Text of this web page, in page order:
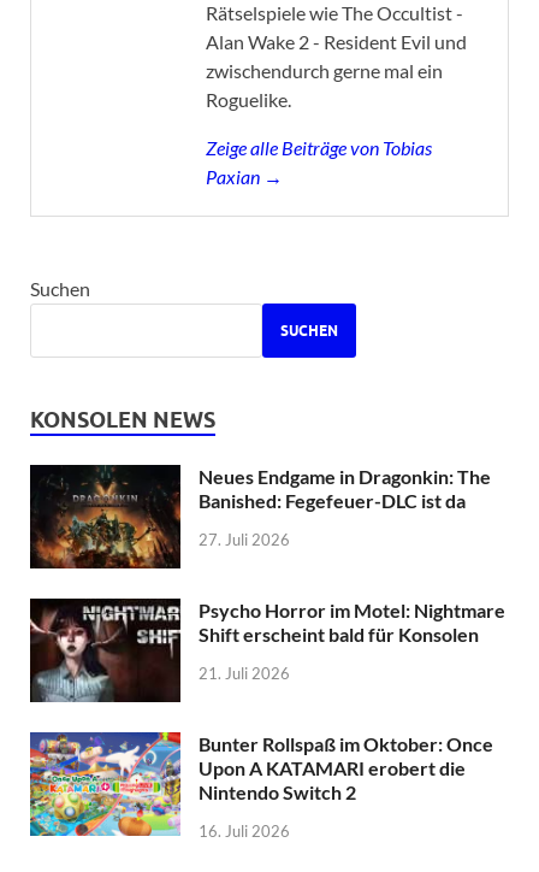
Rätselspiele wie The Occultist -
Alan Wake 2 - Resident Evil und
zwischendurch gerne mal ein
Roguelike.
Zeige alle Beiträge von Tobias
Paxian →
Suchen
SUCHEN
KONSOLEN NEWS
Neues Endgame in Dragonkin: The
Banished: Fegefeuer-DLC ist da
27. Juli 2026
Psycho Horror im Motel: Nightmare
Shift erscheint bald für Konsolen
21. Juli 2026
Bunter Rollspaß im Oktober: Once
Upon A KATAMARI erobert die
Nintendo Switch 2
16. Juli 2026